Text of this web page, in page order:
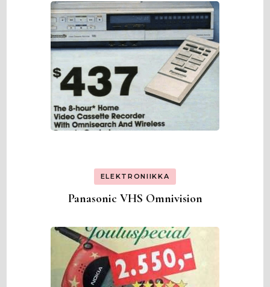
ELEKTRONIIKKA
Panasonic VHS Omnivision